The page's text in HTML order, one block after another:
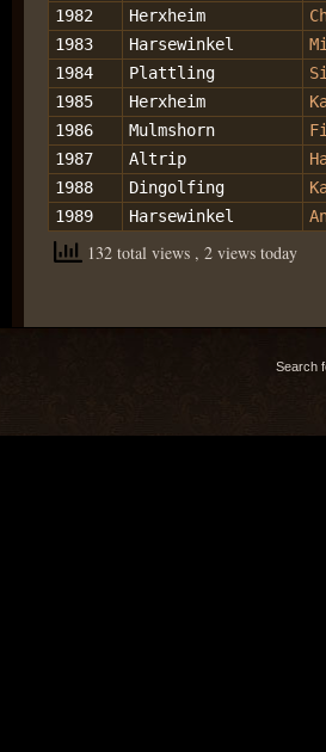
1982
Herxheim
1983
Harsewinkel
1984
Plattling
1985
Herxheim
1986
Mulmshorn
1987
Altrip
1988
Dingolfing
1989
Harsewinkel
132 total views , 2 views today
Search